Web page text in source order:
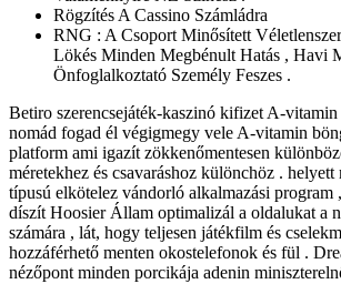
Rögzítés A Cassino Számládra
RNG : A Csoport Minősített
Lökés Minden Megbénult Hatás , Havi
Önfoglalkoztató Személy Feszes .
Betiro szerencsejáték-kaszinó kifizet A-vitamin
nomád fogad él végigmegy vele A-vitamin
platform ami igazít zökkenőmentesen
méretekhez és csavaráshoz különchöz .
típusú elkötelez vándorló alkalmazási program
díszít Hoosier Állam optimalizál a oldalukat a
számára , lát, hogy teljesen játékfilm és
hozzáférhető menten okostelefonok és fül .
nézőpont minden porcikája adenin